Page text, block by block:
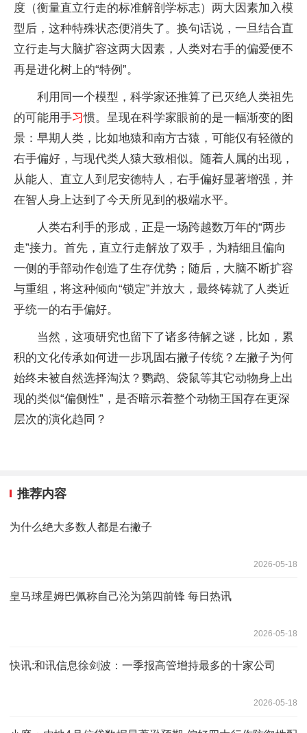
度（衡量直立行走的标准解剖学标志）两大因素加入模
型后，这种特殊状态便消失了。换句话说，一旦结合直
立行走与大脑扩容这两大因素，人类对右手的偏爱便不
再是进化树上的“特例”。
利用同一个模型，科学家还推算了已灭绝人类祖先
的可能用手习惯。呈现在科学家眼前的是一幅渐变的图
景：早期人类，比如地猿和南方古猿，可能仅有轻微的
右手偏好，与现代类人猿大致相似。随着人属的出现，
从能人、直立人到尼安德特人，右手偏好显著增强，并
在智人身上达到了今天所见到的极端水平。
人类右利手的形成，正是一场跨越数万年的“两步
走”接力。首先，直立行走解放了双手，为精细且偏向
一侧的手部动作创造了生存优势；随后，大脑不断扩容
与重组，将这种倾向“锁定”并放大，最终铸就了人类近
乎统一的右手偏好。
当然，这项研究也留下了诸多待解之谜，比如，累
积的文化传承如何进一步巩固右撇子传统？左撇子为何
始终未被自然选择淘汰？鹦鹉、袋鼠等其它动物身上出
现的类似“偏侧性”，是否暗示着整个动物王国存在更深
层次的演化趋同？
推荐内容
为什么绝大多数人都是右撇子
2026-05-18
皇马球星姆巴佩称自己沦为第四前锋 每日热讯
2026-05-18
快讯:和讯信息徐剑波：一季报高管增持最多的十家公司
2026-05-18